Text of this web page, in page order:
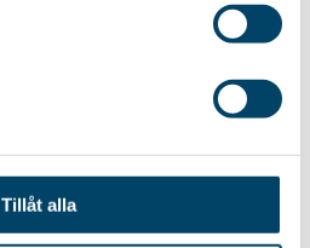
Tillåt alla
Stabiler Wäscheständer mit
Patentierte Konstruktion, die
39,85€